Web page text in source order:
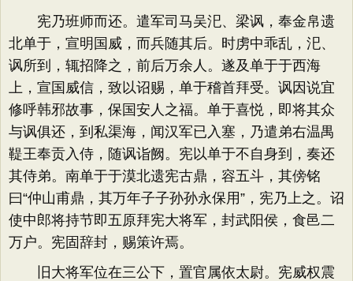
宪乃班师而还。遣军司马吴汜、梁讽，奉金帛遗
北单于，宣明国威，而兵随其后。时虏中乖乱，汜、
讽所到，辄招降之，前后万余人。遂及单于于西海
上，宣国威信，致以诏赐，单于稽首拜受。讽因说宜
修呼韩邪故事，保国安人之福。单于喜悦，即将其众
与讽俱还，到私渠海，闻汉军已入塞，乃遣弟右温禺
鞮王奉贡入侍，随讽诣阙。宪以单于不自身到，奏还
其侍弟。南单于于漠北遗宪古鼎，容五斗，其傍铭
曰“仲山甫鼎，其万年子子孙孙永保用”，宪乃上之。诏
使中郎将持节即五原拜宪大将军，封武阳侯，食邑二
万户。宪固辞封，赐策许焉。
旧大将军位在三公下，置官属依太尉。宪威权震